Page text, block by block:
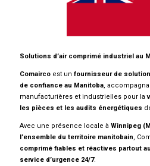
Solutions d’air comprimé industriel au
Comairco est un fournisseur de
de confiance au Manitoba,
manufacturières et industrielles pour la
les pièces et les audits énergétiques
Avec une présence locale à Winnipeg
l’ensemble du territoire manitobain,
comprimé fiables et réactives partout
service d’urgence 24/7.